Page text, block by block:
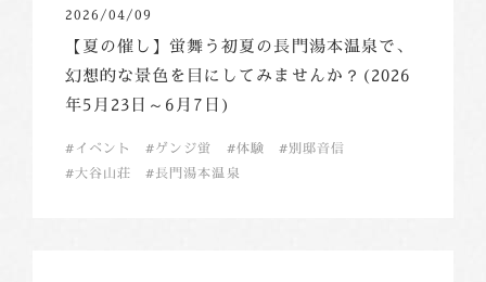
2026/04/09
【夏の催し】蛍舞う初夏の長門湯本温泉で、
幻想的な景色を目にしてみませんか？(2026
年5月23日～6月7日)
イベント ゲンジ蛍 体験
別邸音信
大谷山荘
長門湯本温泉